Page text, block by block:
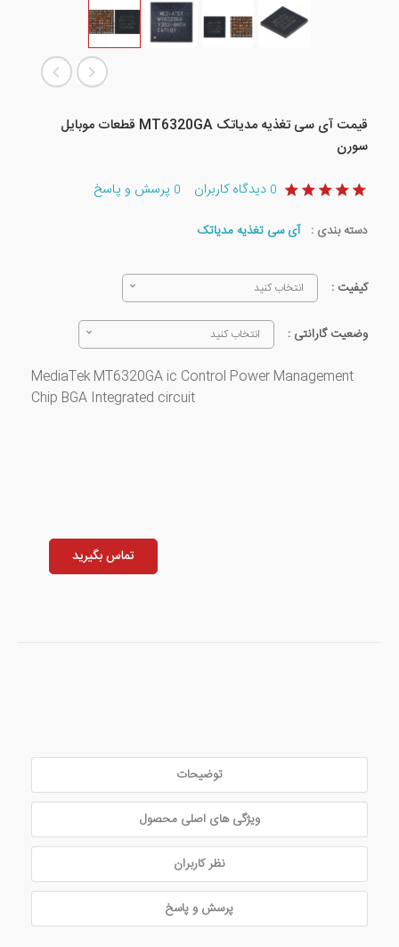
قیمت آی سی تغذیه مدیاتک MT6320GA قطعات موبایل
سورن
0 دیدگاه کاربران 0 پرسش و پاسخ
دسته بندی : آی سی تغذیه مدیاتک
کیفیت : انتخاب کنید
وضعیت گارانتی : انتخاب کنید
MediaTek MT6320GA ic Control Power Management
Chip BGA Integrated circuit
تماس بگیرید
توضیحات
ویژگی های اصلی محصول
نظر کاربران
پرسش و پاسخ